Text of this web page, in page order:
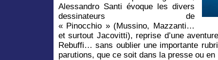
Alessandro Santi évoque les divers
dessinateurs de
« Pinocchio » (Mussino, Mazzanti…
et surtout Jacovitti), reprise d’une
Rebuffi… sans oublier une importante
parutions, que ce soit dans la presse ou en